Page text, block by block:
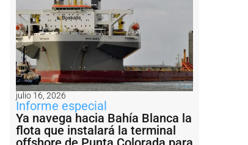
julio 16, 2026
Informe especial
Ya navega hacia Bahía Blanca la
flota que instalará la terminal